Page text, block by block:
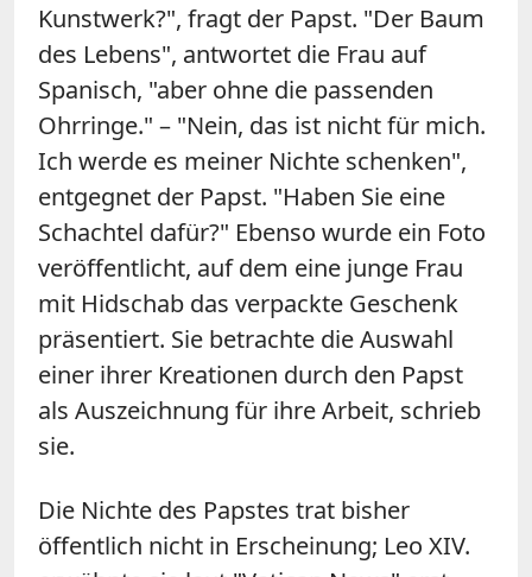
Kunstwerk?", fragt der Papst. "Der Baum
des Lebens", antwortet die Frau auf
Spanisch, "aber ohne die passenden
Ohrringe." – "Nein, das ist nicht für mich.
Ich werde es meiner Nichte schenken",
entgegnet der Papst. "Haben Sie eine
Schachtel dafür?" Ebenso wurde ein Foto
veröffentlicht, auf dem eine junge Frau
mit Hidschab das verpackte Geschenk
präsentiert. Sie betrachte die Auswahl
einer ihrer Kreationen durch den Papst
als Auszeichnung für ihre Arbeit, schrieb
sie.
Die Nichte des Papstes trat bisher
öffentlich nicht in Erscheinung; Leo XIV.